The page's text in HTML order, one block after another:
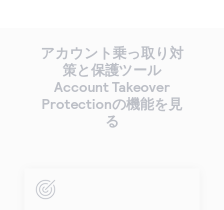
アカウント乗っ取り対
策と保護ツール
Account Takeover
Protectionの機能を見
る